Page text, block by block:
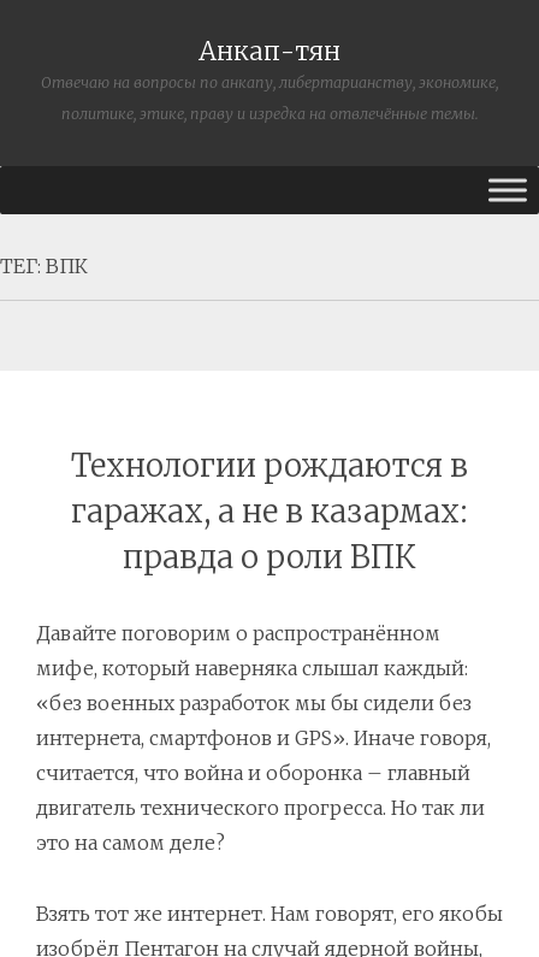
Анкап-тян
Отвечаю на вопросы по анкапу, либертарианству, экономике,
политике, этике, праву и изредка на отвлечённые темы.
ТЕГ: ВПК
Технологии рождаются в
гаражах, а не в казармах:
правда о роли ВПК
Давайте поговорим о распространённом
мифе, который наверняка слышал каждый:
«без военных разработок мы бы сидели без
интернета, смартфонов и GPS». Иначе говоря,
считается, что война и оборонка – главный
двигатель технического прогресса. Но так ли
это на самом деле?
Взять тот же интернет. Нам говорят, его якобы
изобрёл Пентагон на случай ядерной войны,